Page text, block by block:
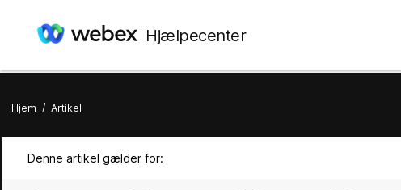
Hjælpecenter
Hjem / Artikel
Denne artikel gælder for: